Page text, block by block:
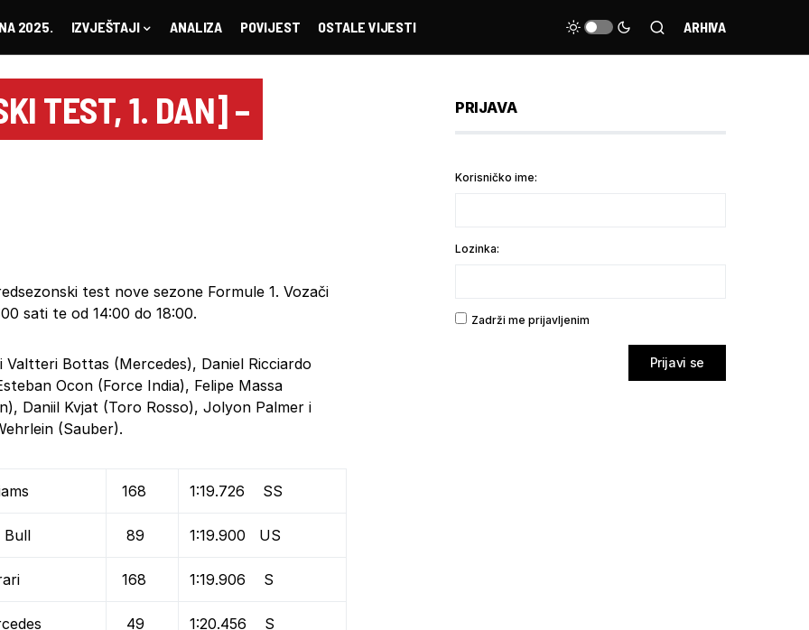
2025. IZVJEŠTAJI ANALIZA POVIJEST OSTALE VIJESTI ARHIVA
TEST, 1. DAN] –
test nove sezone Formule 1. Vozači
sati te od 14:00 do 18:00.
Bottas (Mercedes), Daniel Ricciardo
Ocon (Force India), Felipe Massa
Daniil Kvjat (Toro Rosso), Jolyon Palmer i
(Sauber).
168 1:19.726 SS
Bull 89 1:19.900 US
168 1:19.906 S
49 1:20.456 S
PRIJAVA
Korisničko ime:
Lozinka:
Zadrži me prijavljenim
Prijavi se